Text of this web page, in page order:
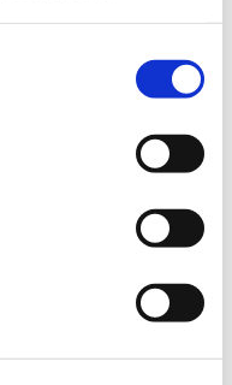
Bajonetsavklinge til